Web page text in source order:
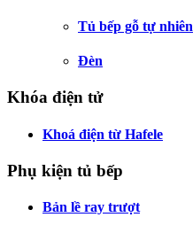
Tủ bếp gỗ tự nhiên
Đèn
Khóa điện tử
Khoá điện từ Hafele
Phụ kiện tủ bếp
Bản lề ray trượt